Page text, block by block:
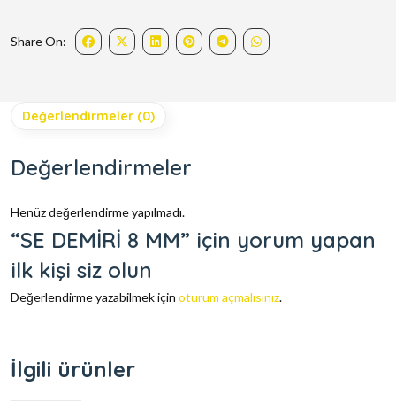
Share On:
Değerlendirmeler (0)
Değerlendirmeler
Henüz değerlendirme yapılmadı.
“SE DEMİRİ 8 MM” için yorum yapan
ilk kişi siz olun
Değerlendirme yazabilmek için oturum açmalısınız.
İlgili ürünler